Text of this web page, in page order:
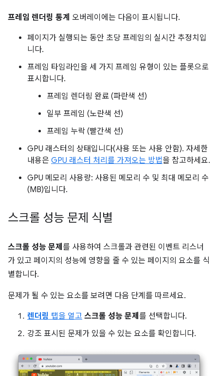
프레임 렌더링 통계 오버레이에는 다음이 표시됩니다.
페이지가 실행되는 동안 초당 프레임의 실시간 추정치입
니다.
프레임 타임라인을 세 가지 프레임 유형이 있는 플롯으로
표시합니다.
프레임 렌더링 완료 (파란색 선)
일부 프레임 (노란색 선)
프레임 누락 (빨간색 선)
GPU 래스터의 상태입니다(사용 또는 사용 안함). 자세한
내용은 GPU 래스터 처리를 가져오는 방법을 참고하세요.
GPU 메모리 사용량: 사용된 메모리 수 및 최대 메모리 수
(MB)입니다.
스크롤 성능 문제 식별
스크롤 성능 문제 를 사용하여 스크롤과 관련된 이벤트 리스너
가 있고 페이지의 성능에 영향을 줄 수 있는 페이지의 요소를 식
별합니다.
문제가 될 수 있는 요소를 보려면 다음 단계를 따르세요.
렌더링 탭을 열고 스크롤 성능 문제 를 선택합니다.
강조 표시된 문제가 있을 수 있는 요소를 확인합니다.